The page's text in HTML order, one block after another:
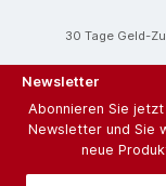
30 Tage Geld-
Newsletter
Abonnieren Sie
Newsletter und Sie
neue